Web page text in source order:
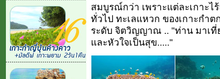
สมบูรณ์กว่า เพราะแต่ละเกาะไ
ทั่วไป ทะเลแหวก ของเกาะกำ
ระดับ จิตวิญญาณ .. "ท่าน มาเ
และหัวใจเป็นสุข....."